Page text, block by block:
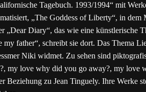
Tagebuch. 1993/1994“ mit
„The Goddess of Liberty“, in
„Dear Diary“, das wie eine künstlerische
my father“, schreibt sie dort. Das Thema
Niki widmet. Zu sehen sind
my love why did you go away?, my love
Beziehung zu Jean Tinguely. Ihre Werke